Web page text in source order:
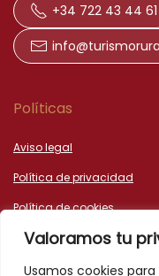
Valoramos tu
Usamos cookies
+34 722 43 44 61
Políticas
Aviso legal
Política de privacidad
Política de cookies
Declaración de